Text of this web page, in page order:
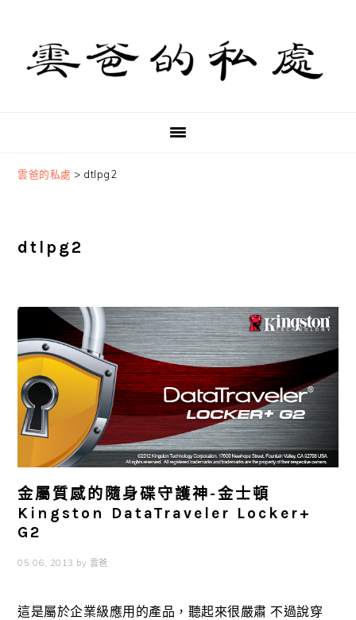
primary
navigation
content
primary
sidebar
雲爸的私處 > dtlpg2
dtlpg2
金屬質感的隨身碟守護神-金士頓
Kingston DataTraveler Locker+
G2
05 06, 2013 by 雲爸
這是屬於企業級應用的產品，聽起來很嚴肅 不過說穿